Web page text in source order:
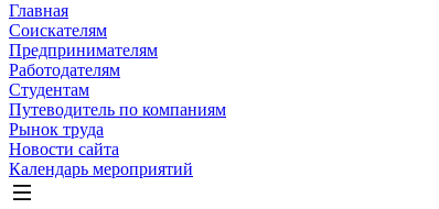
Главная
Соискателям
Предпринимателям
Работодателям
Студентам
Путеводитель по компаниям
Рынок труда
Новости сайта
Календарь мероприятий